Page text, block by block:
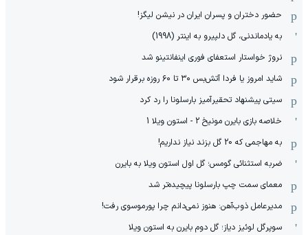
حضور دختران و پسران ایران در نیشن لیگز!
به یادماندنی، گل دلپیرو به اینتر (1998)
نروژ خواستار استعفای فوری اینفانتینو شد
شاید امروز یا فردا آتش‌بس ۳۰ تا ۶۰ روزه برقرار شود
سیتی پیشنهاد تحقیرآمیز بارسلونا را رد کرد
خلاصه بازی بایرن مونیخ 2 - استون ویلا 1
به مهاجمی که 20 گل بزند نیاز نداریم!
ضربه استثنائی گومس؛ گل اول استون ویلا به بایرن
معمای سمت چپ بارسلونا پیچیده‌تر شد
مدیرعامل ذوب‌آهن: هنوز نمی‌دانم چرا پورموسوی رفت!
سوپرگل لوئیز دیاز؛ گل دوم بایرن به استون ویلا